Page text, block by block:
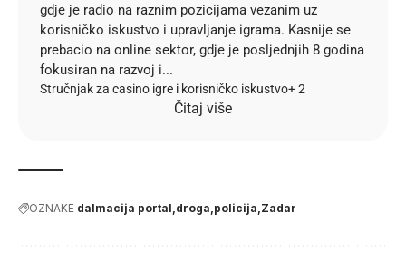
gdje je radio na raznim pozicijama vezanim uz
korisničko iskustvo i upravljanje igrama. Kasnije se
prebacio na online sektor, gdje je posljednjih 8 godina
fokusiran na razvoj i...
Stručnjak za casino igre i korisničko iskustvo+ 2
Čitaj više
OZNAKE dalmacija portal droga policija Zadar